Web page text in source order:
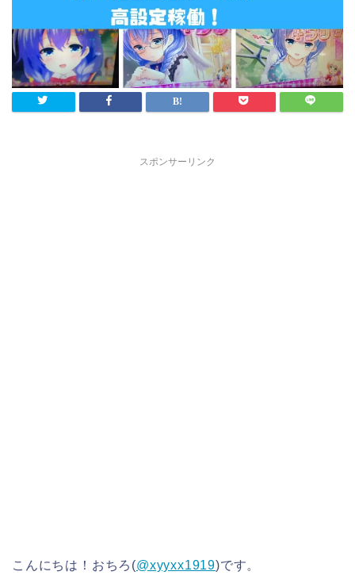
スポンサーリンク
こんにちは！おちろ(@xyyxx1919)です。